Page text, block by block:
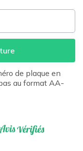
de plaque en
au format AA-